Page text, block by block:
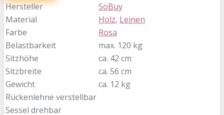
Hersteller
SoBuy
Material
Holz, Leinen
Farbe
Rosa
Belastbarkeit
max. 120 kg
Sitzhöhe
ca. 42 cm
Sitzbreite
ca. 56 cm
Gewicht
ca. 12 kg
Rückenlehne verstellbar
Sessel drehbar